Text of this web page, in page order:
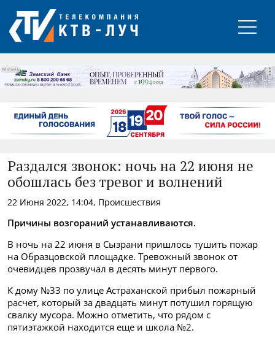
РЕКЛАМА
Раздался звонок: ночь на 22 июня не
обошлась без тревог и волнений
22 Июня 2022, 14:04, Происшествия
Причины возгораний устанавливаются.
В ночь на 22 июня в Сызрани пришлось тушить пожар
на Образцовской площадке. Тревожный звонок от
очевидцев прозвучал в десять минут первого.
К дому №33 по улице Астраханской прибыл пожарный
расчет, который за двадцать минут потушил горящую
свалку мусора. Можно отметить, что рядом с
пятиэтажкой находится еще и школа №2.